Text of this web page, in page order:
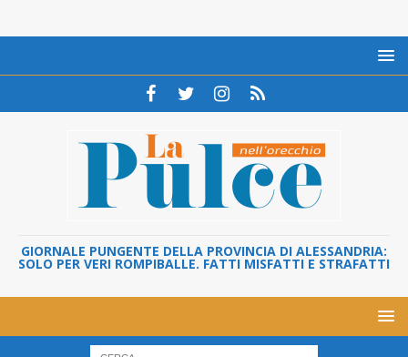
GIORNALE PUNGENTE DELLA PROVINCIA DI ALESSANDRIA:
SOLO PER VERI ROMPIBALLE. FATTI MISFATTI E STRAFATTI